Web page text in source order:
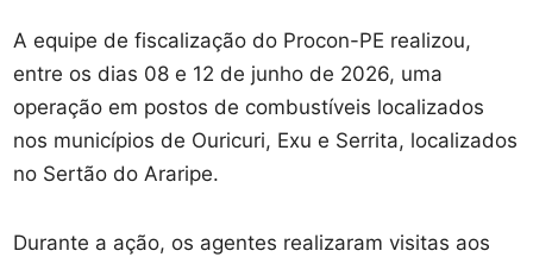
A equipe de fiscalização do Procon-PE realizou,
entre os dias 08 e 12 de junho de 2026, uma
operação em postos de combustíveis localizados
nos municípios de Ouricuri, Exu e Serrita, localizados
no Sertão do Araripe.
Durante a ação, os agentes realizaram visitas aos